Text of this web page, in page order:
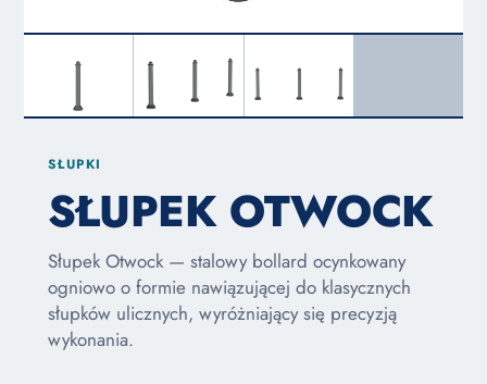
SŁUPKI
SŁUPEK OTWOCK
Słupek Otwock — stalowy bollard ocynkowany
ogniowo o formie nawiązującej do klasycznych
słupków ulicznych, wyróżniający się precyzją
wykonania.